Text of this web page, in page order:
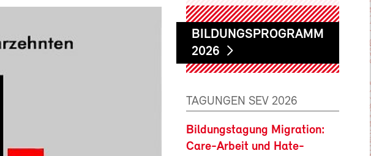
BILDUNGSPROGRAMM
2026
TAGUNGEN SEV 2026
Bildungstagung Migration:
Care-Arbeit und Hate-